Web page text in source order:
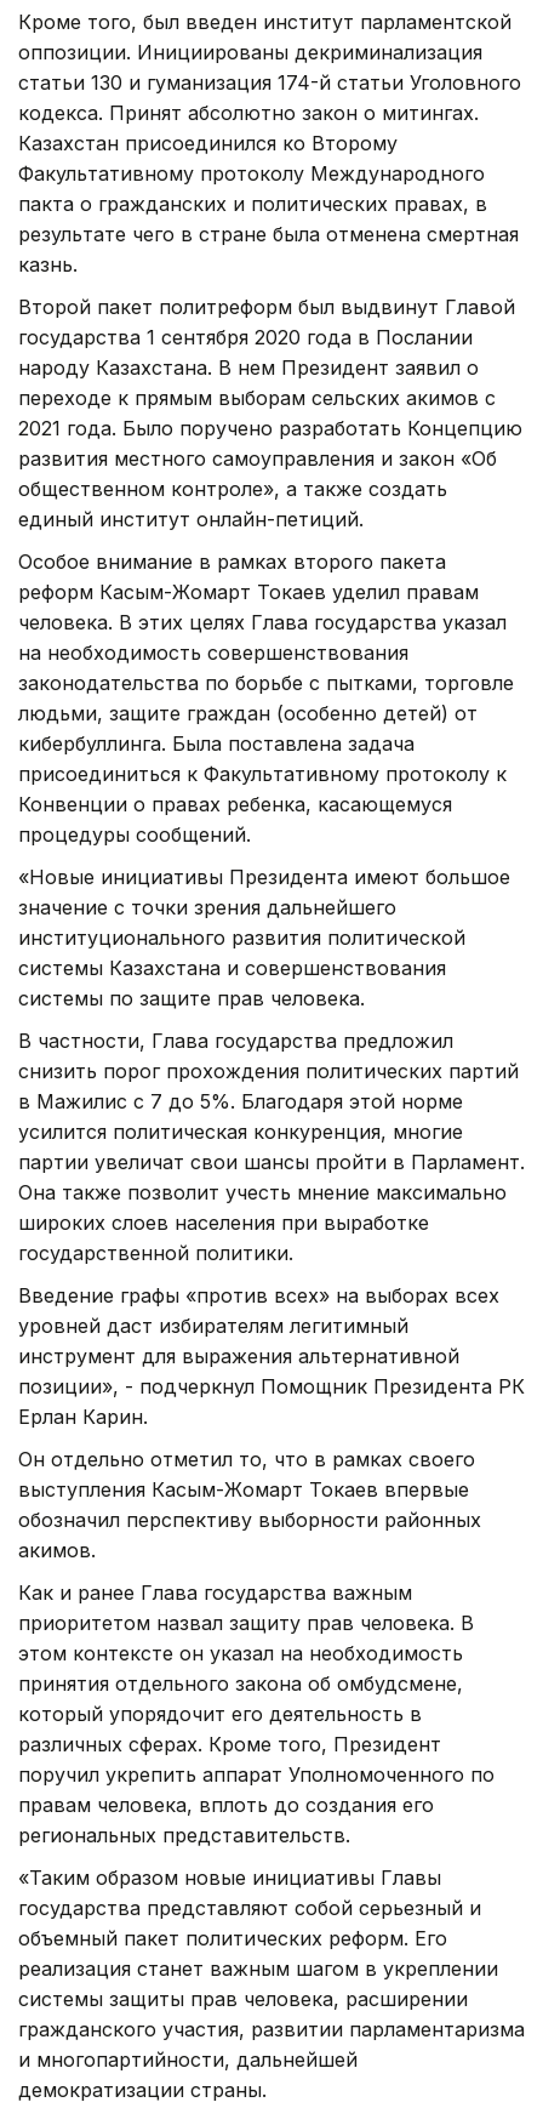
Кроме того, был введен институт парламентской
оппозиции. Инициированы декриминализация
статьи 130 и гуманизация 174-й статьи Уголовного
кодекса. Принят абсолютно закон о митингах.
Казахстан присоединился ко Второму
Факультативному протоколу Международного
пакта о гражданских и политических правах, в
результате чего в стране была отменена смертная
казнь.
Второй пакет политреформ был выдвинут Главой
государства 1 сентября 2020 года в Послании
народу Казахстана. В нем Президент заявил о
переходе к прямым выборам сельских акимов с
2021 года. Было поручено разработать Концепцию
развития местного самоуправления и закон «Об
общественном контроле», а также создать
единый институт онлайн-петиций.
Особое внимание в рамках второго пакета
реформ Касым-Жомарт Токаев уделил правам
человека. В этих целях Глава государства указал
на необходимость совершенствования
законодательства по борьбе с пытками, торговле
людьми, защите граждан (особенно детей) от
кибербуллинга. Была поставлена задача
присоединиться к Факультативному протоколу к
Конвенции о правах ребенка, касающемуся
процедуры сообщений.
«Новые инициативы Президента имеют большое
значение с точки зрения дальнейшего
институционального развития политической
системы Казахстана и совершенствования
системы по защите прав человека.
В частности, Глава государства предложил
снизить порог прохождения политических партий
в Мажилис с 7 до 5%. Благодаря этой норме
усилится политическая конкуренция, многие
партии увеличат свои шансы пройти в Парламент.
Она также позволит учесть мнение максимально
широких слоев населения при выработке
государственной политики.
Введение графы «против всех» на выборах всех
уровней даст избирателям легитимный
инструмент для выражения альтернативной
позиции», - подчеркнул Помощник Президента РК
Ерлан Карин.
Он отдельно отметил то, что в рамках своего
выступления Касым-Жомарт Токаев впервые
обозначил перспективу выборности районных
акимов.
Как и ранее Глава государства важным
приоритетом назвал защиту прав человека. В
этом контексте он указал на необходимость
принятия отдельного закона об омбудсмене,
который упорядочит его деятельность в
различных сферах. Кроме того, Президент
поручил укрепить аппарат Уполномоченного по
правам человека, вплоть до создания его
региональных представительств.
«Таким образом новые инициативы Главы
государства представляют собой серьезный и
объемный пакет политических реформ. Его
реализация станет важным шагом в укреплении
системы защиты прав человека, расширении
гражданского участия, развитии парламентаризма
и многопартийности, дальнейшей
демократизации страны.